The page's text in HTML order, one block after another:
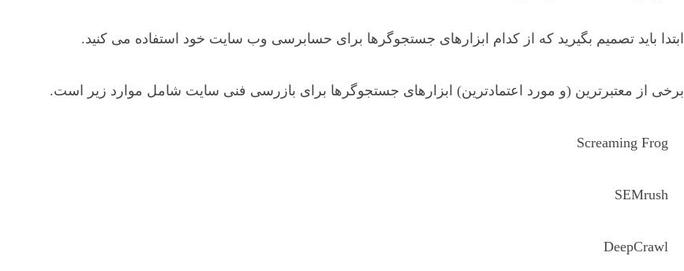
ابتدا باید تصمیم بگیرید که از کدام ابزارهای جستجوگرها برای حسابرسی وب سایت خود استفاده می کنید.
برخی از معتبرترین (و مورد اعتمادترین) ابزارهای جستجوگرها برای بازرسی فنی سایت شامل موارد زیر است.
SEMrush
DeepCrawl